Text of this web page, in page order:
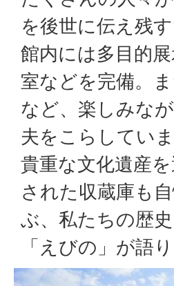
を後世に伝え残
館内には多目的
室などを完備。
など、楽しみな
夫をこらしていま
貴重な文化遺産
された収蔵庫も
ぶ、私たちの歴
「えびの」が語